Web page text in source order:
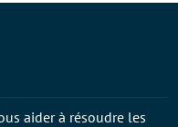
aider à résoudre les